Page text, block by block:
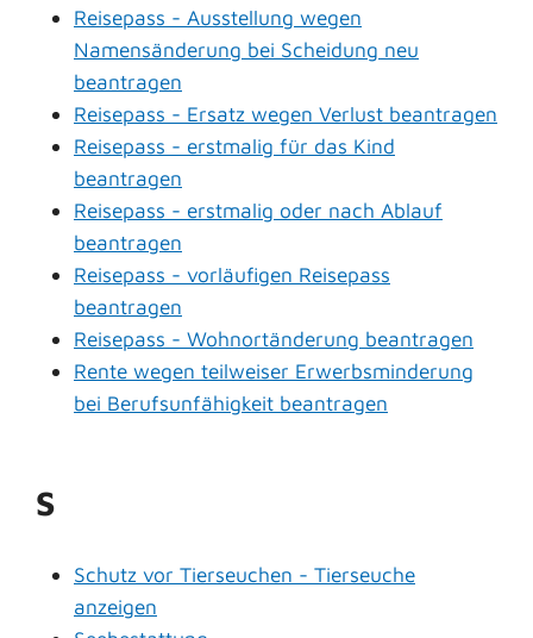
Reisepass - Ausstellung wegen
Namensänderung bei Scheidung neu
beantragen
Reisepass - Ersatz wegen Verlust beantragen
Reisepass - erstmalig für das Kind
beantragen
Reisepass - erstmalig oder nach Ablauf
beantragen
Reisepass - vorläufigen Reisepass
beantragen
Reisepass - Wohnortänderung beantragen
Rente wegen teilweiser Erwerbsminderung
bei Berufsunfähigkeit beantragen
S
Schutz vor Tierseuchen - Tierseuche
anzeigen